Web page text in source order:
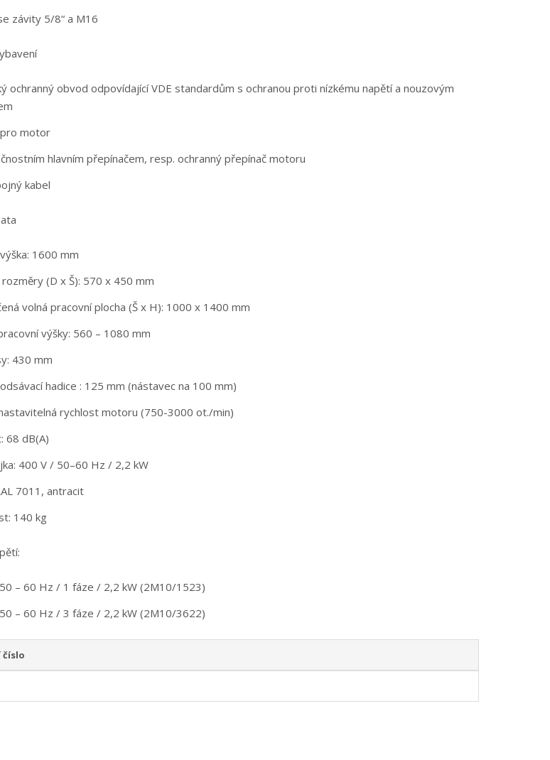
závity 5/8“ a M16
ochranný obvod odpovídající VDE standardům s ochranou proti nízkému napětí a nouzovým
motor
hlavním přepínačem, resp. ochranný přepínač motoru
kabel
1600 mm
rozměry (D x Š): 570 x 450 mm
volná pracovní plocha (Š x H): 1000 x 1400 mm
výšky: 560 – 1080 mm
430 mm
hadice : 125 mm (nástavec na 100 mm)
rychlost motoru (750-3000 ot./min)
68 dB(A)
400 V / 50–60 Hz / 2,2 kW
7011, antracit
140 kg
– 60 Hz / 1 fáze / 2,2 kW (2M10/1523)
– 60 Hz / 3 fáze / 2,2 kW (2M10/3622)
číslo